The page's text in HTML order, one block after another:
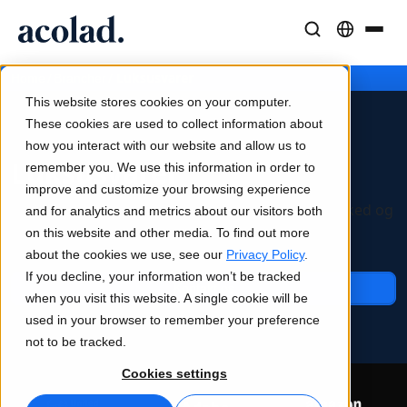
This website stores cookies on your computer.
These cookies are used to collect information about
how you interact with our website and allow us to
remember you. We use this information in order to
improve and customize your browsing experience
and for analytics and metrics about our visitors both
on this website and other media. To find out more
about the cookies we use, see our Privacy Policy.
If you decline, your information won’t be tracked
when you visit this website. A single cookie will be
used in your browser to remember your preference
not to be tracked.
Cookies settings
Oversættelse
AI-hastighed, menneskelig præcision
Tolkning
Problemfri kommunikation overalt
Medier og underholdning
Bring historier til alle skærme
Konsulent- og outsourcingtjenester
Lia Translate
Øjeblikkelige oversættelser på linje med dit brand
Forbindelse
Workflow-integration gjort enkel
Oversættelse af tale i realtid
Kvalitetskontroller drevet af AI
Kundecases
Reelle resultater hos vores kunder
Artikler
Ekspertindsigter i globalt indhold
E-bøger
Indgående guider og strategier
Webinarer on demand
Om Acolad
Bæredygtighed
Partnere
Nyheder
Luksusvarer
Vi får luksusbrands ud på det internationale marked og
bevarer din stil og elegance på tværs af sprog.